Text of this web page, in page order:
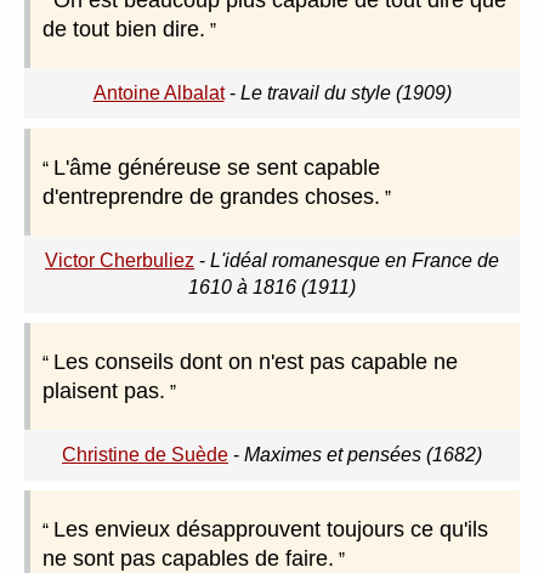
de tout bien dire.
Antoine Albalat- Le travail du style (1909)
L'âme généreuse se sent capable
d'entreprendre de grandes choses.
Victor Cherbuliez - L'idéal romanesque en France de
1610 à 1816 (1911)
Les conseils dont on n'est pas capable ne
plaisent pas.
Christine de Suède - Maximes et pensées (1682)
Les envieux désapprouvent toujours ce qu'ils
ne sont pas capables de faire.